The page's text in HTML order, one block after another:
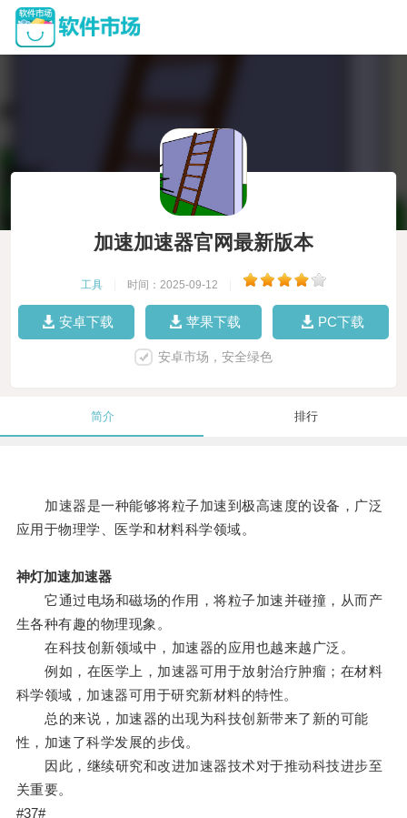
加速加速器官网最新版本
工具 时间：2025-09-12
安卓下载 苹果下载 PC下载
安卓市场，安全绿色
简介 排行
加速器是一种能够将粒子加速到极高速度的设备，广泛
应用于物理学、医学和材料科学领域。
神灯加速加速器
它通过电场和磁场的作用，将粒子加速并碰撞，从而产
生各种有趣的物理现象。
在科技创新领域中，加速器的应用也越来越广泛。
例如，在医学上，加速器可用于放射治疗肿瘤；在材料
科学领域，加速器可用于研究新材料的特性。
总的来说，加速器的出现为科技创新带来了新的可能
性，加速了科学发展的步伐。
因此，继续研究和改进加速器技术对于推动科技进步至
关重要。
#37#